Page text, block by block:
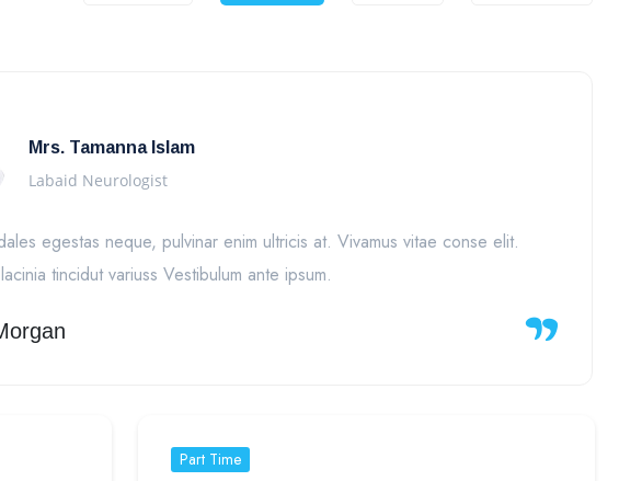
Mrs. Tamanna Islam
Labaid Neurologist
egestas neque, pulvinar enim ultricis at. Vivamus vitae conse elit.
tincidut variuss Vestibulum ante ipsum.
Part Time